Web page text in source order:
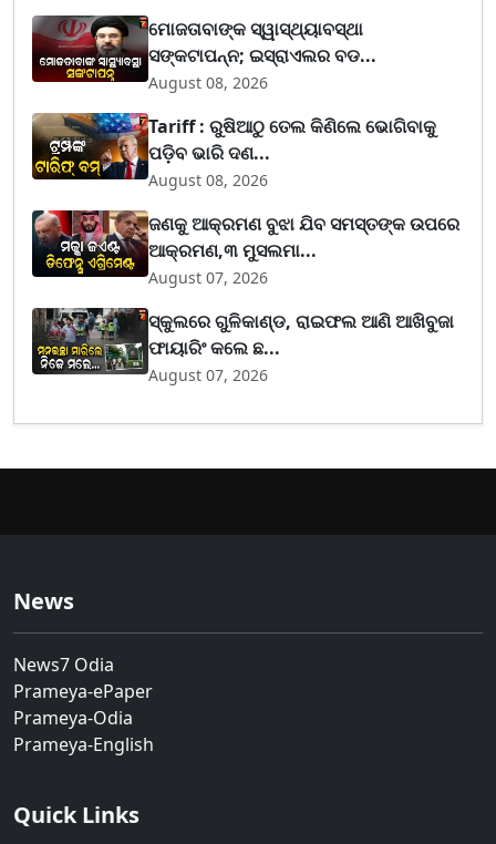
ମୋଜତାବାଙ୍କ ସ୍ୱାସ୍ଥ୍ୟାବସ୍ଥା
ସଙ୍କଟାପନ୍ନ; ଇସ୍ରାଏଲର ବଡ...
August 08, 2026
Tariff : ରୁଷିଆଠୁ ତେଲ କିଣିଲେ ଭୋଗିବାକୁ
ପଡ଼ିବ ଭାରି ଦଣ...
August 08, 2026
ଜଣକୁ ଆକ୍ରମଣ ବୁଝା ଯିବ ସମସ୍ତଙ୍କ ଉପରେ
ଆକ୍ରମଣ,୩ ମୁସଲମା...
August 07, 2026
ସ୍କୁଲରେ ଗୁଳିକାଣ୍ଡ, ରାଇଫଲ ଆଣି ଆଖିବୁଜା
ଫାୟାରିଂ କଲେ ଛ...
August 07, 2026
News
News7 Odia
Prameya-ePaper
Prameya-Odia
Prameya-English
Quick Links